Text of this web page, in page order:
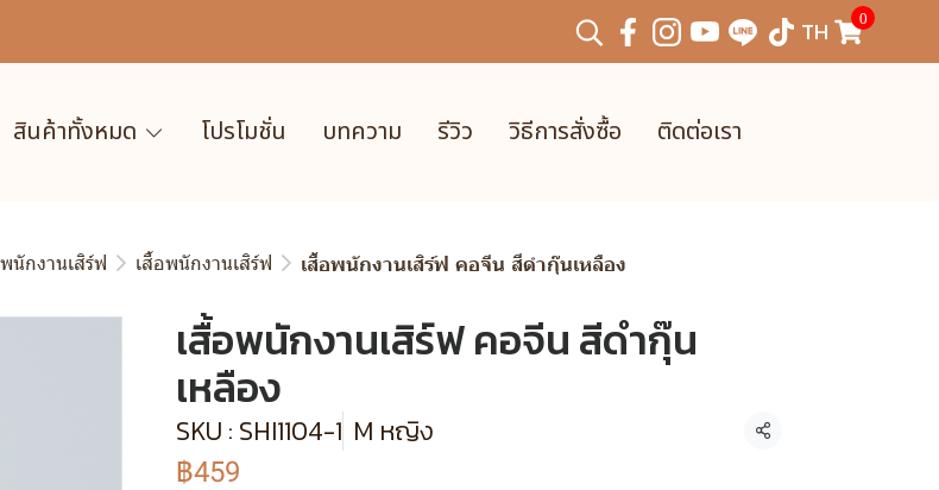
TH 0
สินค้าทั้งหมด โปรโมชั่น บทความ รีวิว วิธีการสั่งซื้อ ติดต่อเรา
นักงานเสิร์ฟ เสื้อพนักงานเสิร์ฟ เสื้อพนักงานเสิร์ฟ คอจีน สีดำกุ๊นเหลือง
เสื้อพนักงานเสิร์ฟ คอจีน สีดำกุ๊น
เหลือง
SKU : SHI1104-1 M หญิง แชร์
฿459